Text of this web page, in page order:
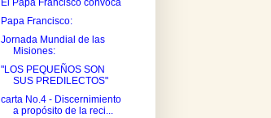
El Papa Francisco convoca
Papa Francisco:
Jornada Mundial de las
Misiones:
"LOS PEQUEÑOS SON
SUS PREDILECTOS"
carta No.4 - Discernimiento
a propósito de la reci...